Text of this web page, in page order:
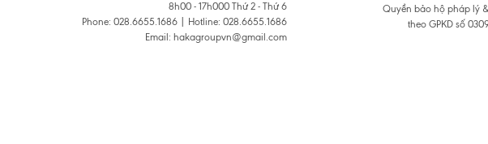
8h00 - 17h000 Thứ 2 - Thứ 6
Phone: 028.6655.1686 | Hotline: 028.6655.1686
Email: hakagroupvn@gmail.com
Quyền bảo hộ pháp lý
theo GPKD số